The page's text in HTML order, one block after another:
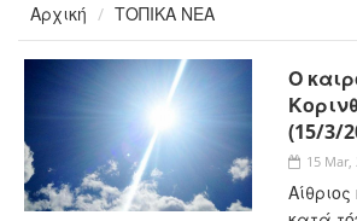
Αρχική ΤΟΠΙΚΑ ΝΕΑ
Ο
(15/3/
15 Mar,